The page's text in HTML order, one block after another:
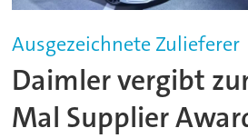
Ausgezeichnete Zulieferer
Daimler vergibt
Mal Supplier